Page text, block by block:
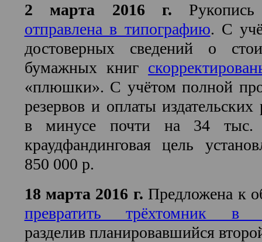
2 марта 2016 г.
отправлена в типографию. С
достоверных сведений о
бумажных книг
«плюшки». С учётом полной
резервов и оплаты издательских
в минусе почти на 34 тыс.
краудфандинговая цель
850 000 р.
18 марта 2016 г. Предложена к
превратить трёхтомник в
разделив планировавшийся